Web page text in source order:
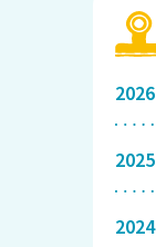
2026
2025
2024